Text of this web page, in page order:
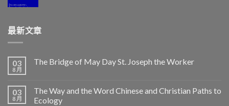
最新文章
03
8 月
The Bridge of May Day St. Joseph the Worker
03
8 月
The Way and the Word Chinese and Christian Paths to
Ecology